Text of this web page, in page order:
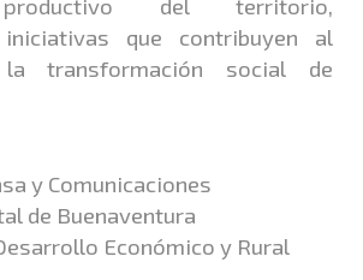
iniciativas que contribuyen al
transformación social de
y Comunicaciones
de Buenaventura
Económico y Rural